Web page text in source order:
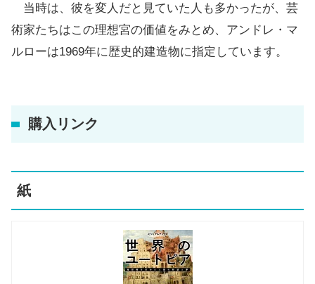
当時は、彼を変人だと見ていた人も多かったが、芸
術家たちはこの理想宮の価値をみとめ、アンドレ・マ
ルローは1969年に歴史的建造物に指定しています。
購入リンク
紙